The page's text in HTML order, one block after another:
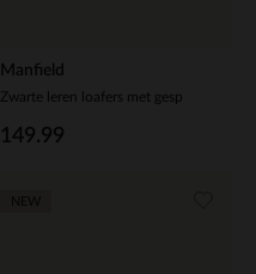
Manfield
Zwarte leren loafers met gesp
149.99